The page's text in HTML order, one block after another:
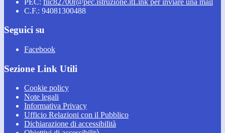
C.F.: 94081300488
Seguici su
Facebook
Sezione Link Utili
Cookie policy
Note legali
Informativa Privacy
Ufficio Relazioni con il Pubblico
Dichiarazione di accessibilità